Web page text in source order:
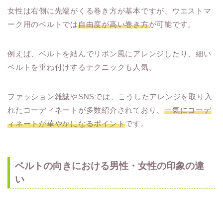
女性は右側に先端がくる巻き方が基本ですが、ウエストマ
ーク用のベルトでは自由度が高い巻き方が可能です。
例えば、ベルトを結んでリボン風にアレンジしたり、細い
ベルトを重ね付けするテクニックも人気。
ファッション雑誌やSNSでは、こうしたアレンジを取り入
れたコーディネートが多数紹介されており、一気にコーデ
ィネートが華やかになるポイントです。
ベルトの向きにおける男性・女性の印象の違
い